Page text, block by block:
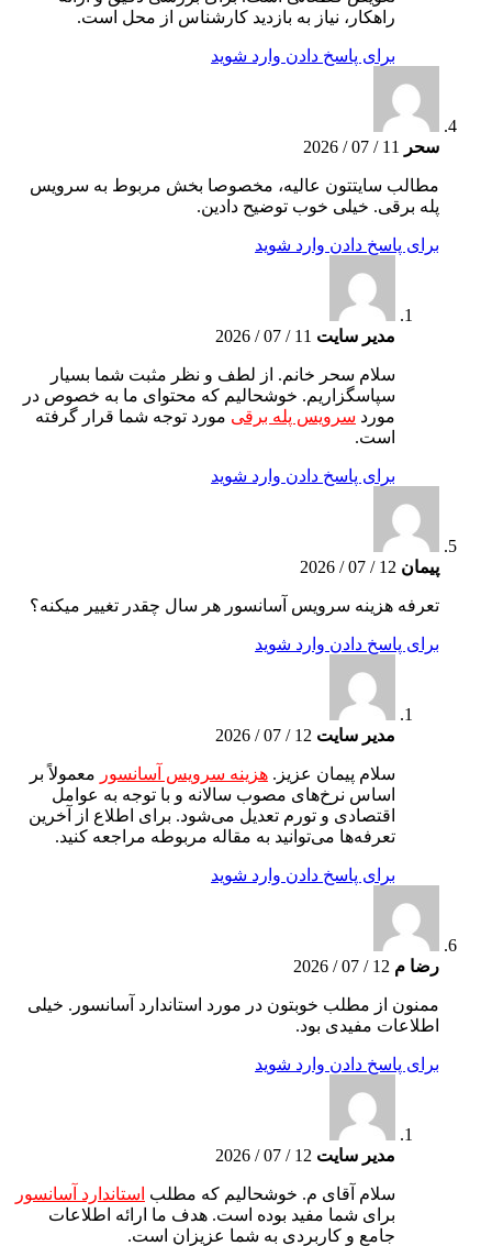
راهکار، نیاز به بازدید کارشناس از محل است.
برای پاسخ دادن وارد شوید
سحر 11 / 07 / 2026
مطالب سایتتون عالیه، مخصوصا بخش مربوط به سرویس
پله برقی. خیلی خوب توضیح دادین.
برای پاسخ دادن وارد شوید
مدیر سایت 11 / 07 / 2026
سلام سحر خانم. از لطف و نظر مثبت شما بسیار
سپاسگزاریم. خوشحالیم که محتوای ما به خصوص در
مورد سرویس پله برقی مورد توجه شما قرار گرفته
است.
برای پاسخ دادن وارد شوید
پیمان 12 / 07 / 2026
تعرفه هزینه سرویس آسانسور هر سال چقدر تغییر میکنه؟
برای پاسخ دادن وارد شوید
مدیر سایت 12 / 07 / 2026
سلام پیمان عزیز. هزینه سرویس آسانسور معمولاً بر
اساس نرخ‌های مصوب سالانه و با توجه به عوامل
اقتصادی و تورم تعدیل می‌شود. برای اطلاع از آخرین
تعرفه‌ها می‌توانید به مقاله مربوطه مراجعه کنید.
برای پاسخ دادن وارد شوید
رضا م 12 / 07 / 2026
ممنون از مطلب خوبتون در مورد استاندارد آسانسور. خیلی
اطلاعات مفیدی بود.
برای پاسخ دادن وارد شوید
مدیر سایت 12 / 07 / 2026
سلام آقای م. خوشحالیم که مطلب استاندارد آسانسور
برای شما مفید بوده است. هدف ما ارائه اطلاعات
جامع و کاربردی به شما عزیزان است.